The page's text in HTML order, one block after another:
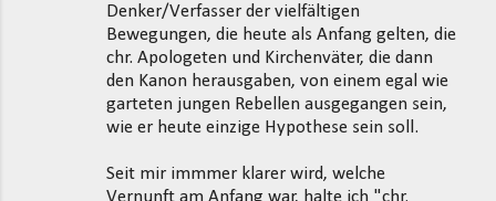
Denker/Verfasser der vielfältigen
Bewegungen, die heute als Anfang gelten, die
chr. Apologeten und Kirchenväter, die dann
den Kanon herausgaben, von einem egal wie
garteten jungen Rebellen ausgegangen sein,
wie er heute einzige Hypothese sein soll.
Seit mir immmer klarer wird, welche
Vernunft am Anfang war, halte ich "chr.